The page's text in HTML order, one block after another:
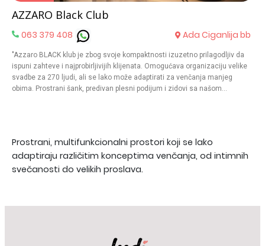
AZZARO Black Club
063 379 408 Ada Ciganlija bb
"Azzaro BLACK klub je zbog svoje kompaktnosti izuzetno prilagodljiv da
ispuni zahteve i najprobirljivijih klijenata. Omogućava organizaciju velike
svadbe za 270 ljudi, ali se lako može adaptirati za venčanja manjeg
obima. Prostrani šank, predivan plesni podijum i zidovi sa našom
nezaboravni ketering. Elegantni okrugli stolovi, vrhunski odabrano posuđe
i pribor, visokokvalitetni stolnjaci i navlake na stolicama sa bojama mašni
kakve zamislite čine da svaka svečanost ostavi utisak prefinjenosti.
Prostrani, multifunkcionalni prostori koji se lako
adaptiraju različitim konceptima venčanja, od intimnih
svečanosti do velikih proslava.